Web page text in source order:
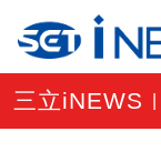
三立iNEWS